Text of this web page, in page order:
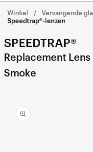
Winkel
Vervangende
Speedtrap®-lenzen
SPEEDTRAP®
Replacement Lens
Smoke